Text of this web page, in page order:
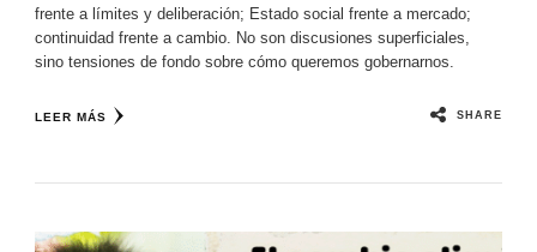
frente a límites y deliberación; Estado social frente a mercado;
continuidad frente a cambio. No son discusiones superficiales,
sino tensiones de fondo sobre cómo queremos gobernarnos.
LEER MÁS SHARE